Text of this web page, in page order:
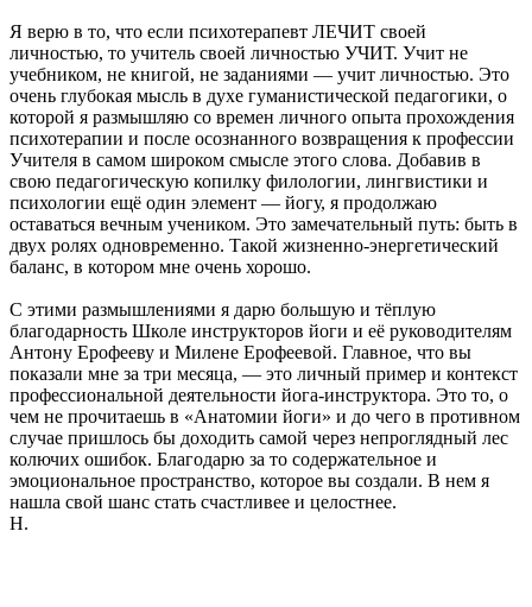
Я верю в то, что если психотерапевт ЛЕЧИТ своей
личностью, то учитель своей личностью УЧИТ. Учит не
учебником, не книгой, не заданиями — учит личностью. Это
очень глубокая мысль в духе гуманистической педагогики, о
которой я размышляю со времен личного опыта прохождения
психотерапии и после осознанного возвращения к профессии
Учителя в самом широком смысле этого слова. Добавив в
свою педагогическую копилку филологии, лингвистики и
психологии ещё один элемент — йогу, я продолжаю
оставаться вечным учеником. Это замечательный путь: быть в
двух ролях одновременно. Такой жизненно-энергетический
баланс, в котором мне очень хорошо.
С этими размышлениями я дарю большую и тёплую
благодарность Школе инструкторов йоги и её руководителям
Антону Ерофееву и Милене Ерофеевой. Главное, что вы
показали мне за три месяца, — это личный пример и контекст
профессиональной деятельности йога-инструктора. Это то, о
чем не прочитаешь в «Анатомии йоги» и до чего в противном
случае пришлось бы доходить самой через непроглядный лес
колючих ошибок. Благодарю за то содержательное и
эмоциональное пространство, которое вы создали. В нем я
нашла свой шанс стать счастливее и целостнее.
Н.